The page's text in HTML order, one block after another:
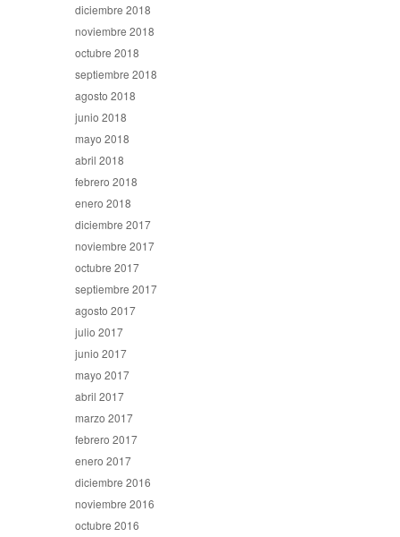
diciembre 2018
noviembre 2018
octubre 2018
septiembre 2018
agosto 2018
junio 2018
mayo 2018
abril 2018
febrero 2018
enero 2018
diciembre 2017
noviembre 2017
octubre 2017
septiembre 2017
agosto 2017
julio 2017
junio 2017
mayo 2017
abril 2017
marzo 2017
febrero 2017
enero 2017
diciembre 2016
noviembre 2016
octubre 2016